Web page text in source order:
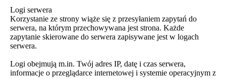
Logi serwera
Korzystanie ze strony wiąże się z przesyłaniem zapytań do
serwera, na którym przechowywana jest strona. Każde
zapytanie skierowane do serwera zapisywane jest w logach
serwera.
Logi obejmują m.in. Twój adres IP, datę i czas serwera,
informacje o przeglądarce internetowej i systemie operacyjnym z